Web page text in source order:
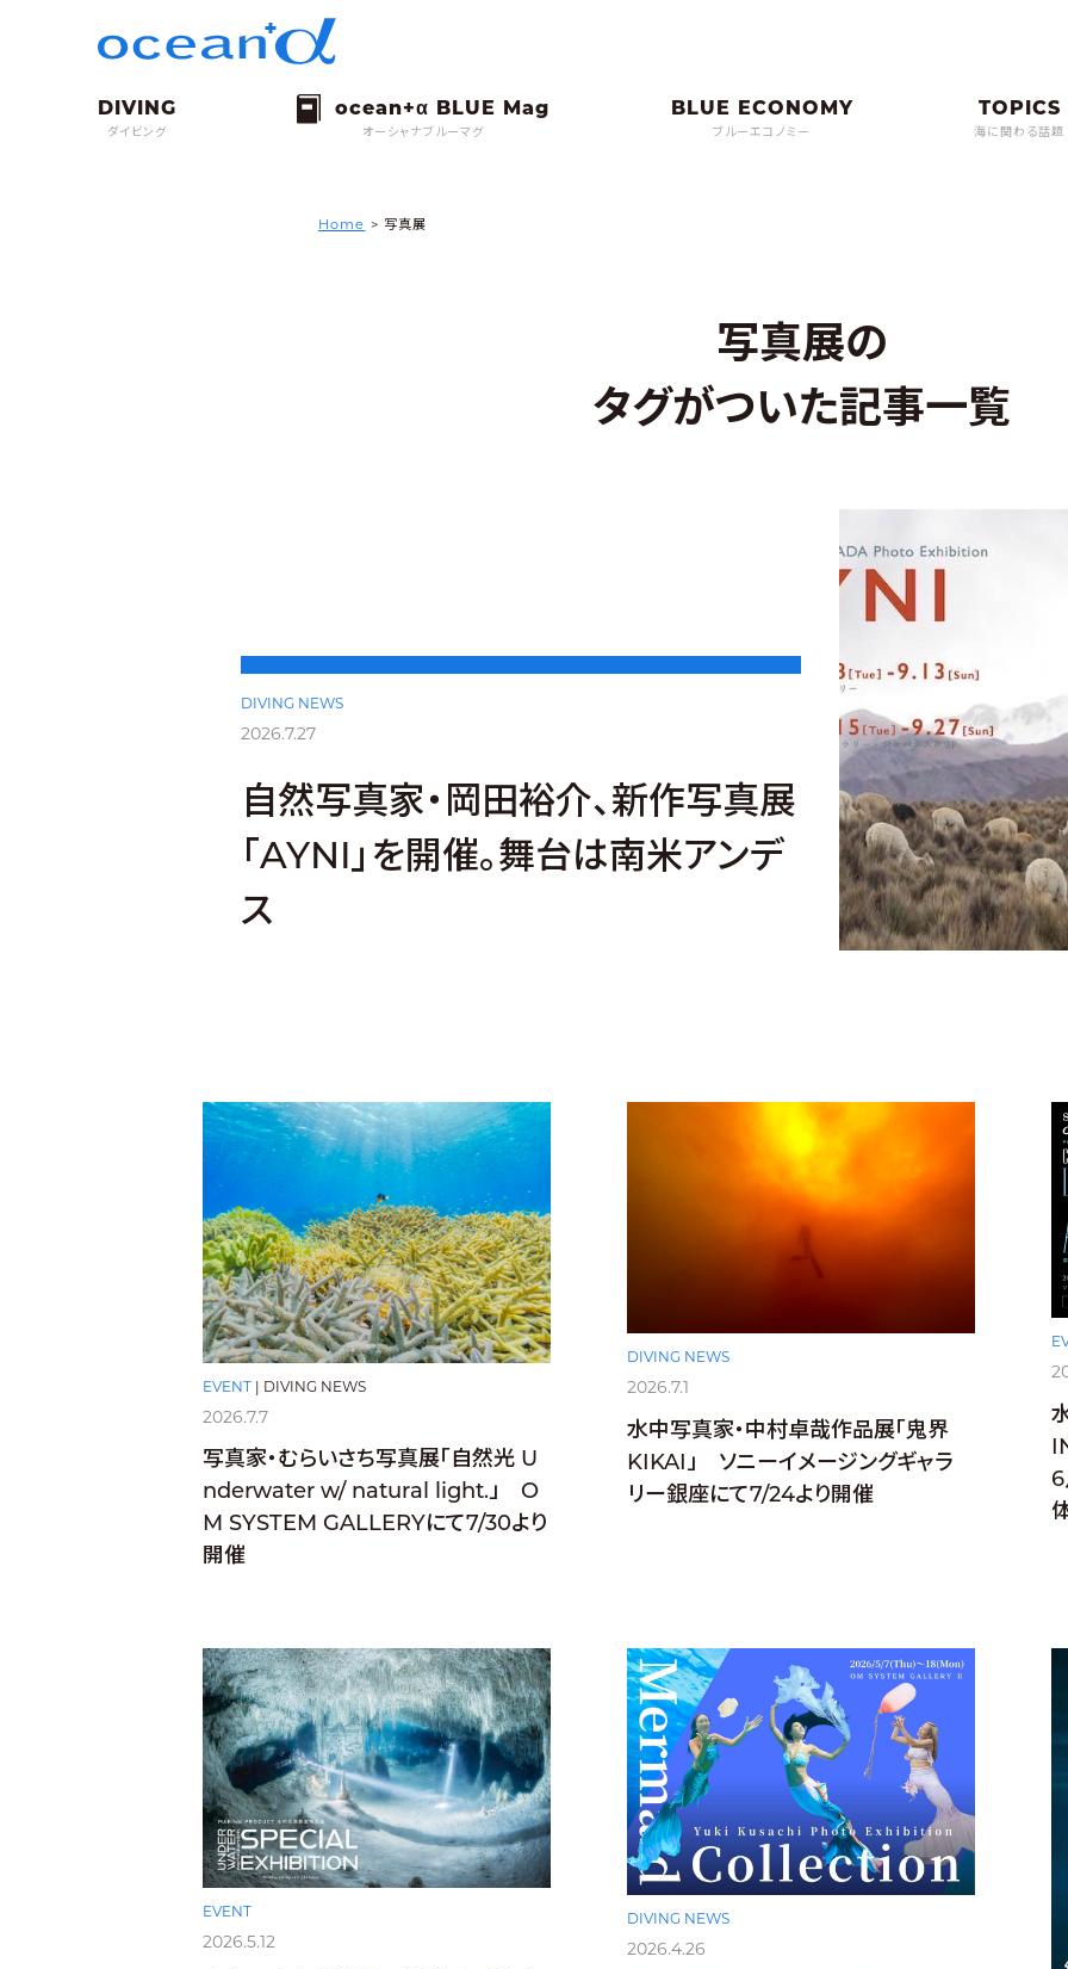
ダイビング オーシャナブルーマグ ブルーエコノミー 海に関わる話題
Home > 写真展
写真展の
タグがついた記事一覧
DIVING NEWS
2026.7.27
自然写真家・岡田裕介、新作写真展
「AYNI」を開催。舞台は南米アンデ
ス
EVENT | DIVING NEWS
2026.7.7
写真家・むらいさち写真展「自然光 U
nderwater w/ natural light.」 O
M SYSTEM GALLERYにて7/30より
開催
DIVING NEWS
2026.7.1
水中写真家・中村卓哉作品展「鬼界
KIKAI」 ソニーイメージングギャラ
リー銀座にて7/24より開催
6
EVENT
2026.5.12
DIVING NEWS
2026.4.26